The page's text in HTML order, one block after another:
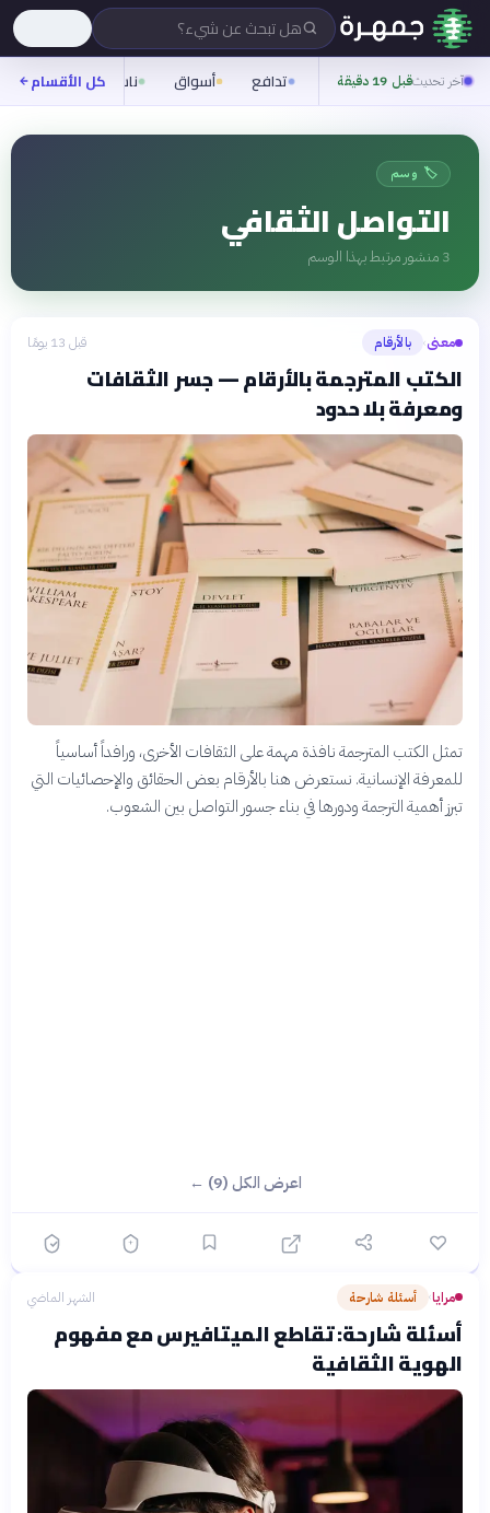
هل تبحث عن شيء؟
آخر تحديثقبل 19 دقيقة تدافع أسواق ناس روح
كل الأقسام
🏷️ وسم
التواصل الثقافي
3 منشور مرتبط بهذا الوسم
معنى› بالأرقام قبل 13 يومًا
الكتب المترجمة بالأرقام — جسر الثقافات
ومعرفة بلا حدود
تمثل الكتب المترجمة نافذة مهمة على الثقافات الأخرى، ورافداً أساسياً
للمعرفة الإنسانية. نستعرض هنا بالأرقام بعض الحقائق والإحصائيات التي
تبرز أهمية الترجمة ودورها في بناء جسور التواصل بين الشعوب.
اعرض الكل (9) ←
مرايا› أسئلة شارحة الشهر الماضي
أسئلة شارحة: تقاطع الميتافيرس مع مفهوم
الهوية الثقافية